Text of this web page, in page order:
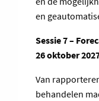
en
Sessie 7 –
26 oktober
Van
behandelen